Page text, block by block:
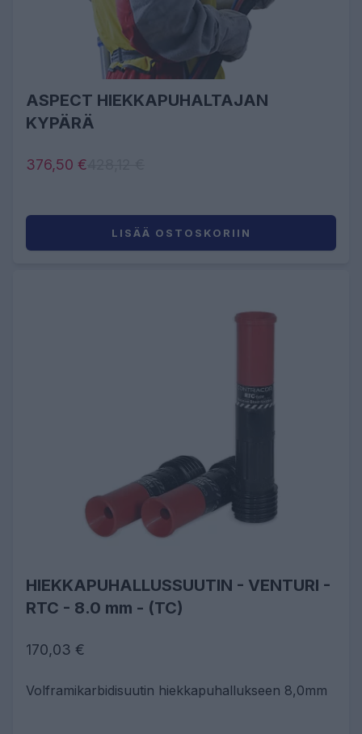
ASPECT HIEKKAPUHALTAJAN
KYPÄRÄ
376,50 €
LISÄÄ OSTOSKORIIN
HIEKKAPUHALLUSSUUTIN - VENTURI -
RTC - 8.0 mm - (TC)
170,03 €
Volframikarbidisuutin hiekkapuhallukseen 8,0mm